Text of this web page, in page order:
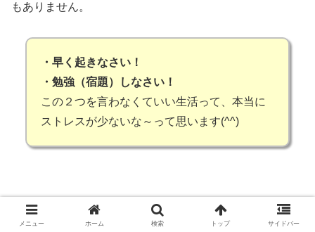
もありません。
・早く起きなさい！
・勉強（宿題）しなさい！
この２つを言わなくていい生活って、本当に
ストレスが少ないな～って思います(^^)
まとめ
メニュー ホーム 検索 トップ サイドバー